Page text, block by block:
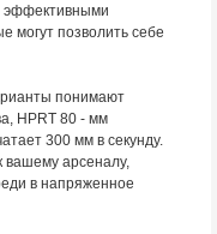
эффективными
могут позволить себе
понимают
HPRT 80 - мм
300 мм в секунду.
вашему арсеналу,
в напряженное